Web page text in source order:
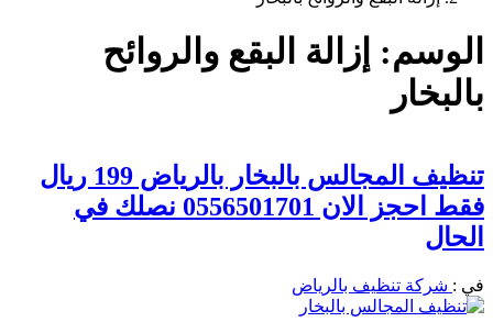
الوسم: إزالة البقع والروائح
بالبخار
تنظيف المجالس بالبخار بالرياض 199 ريال
فقط احجز الان 0556501701 نصلك في
الحال
في : شركة تنظيف بالرياض